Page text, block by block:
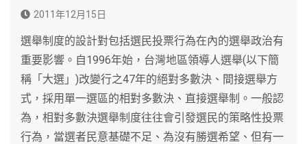
2011年12月15日
選舉制度的設計對包括選民投票行為在內的選舉政治有
重要影響。自1996年始，台灣地區領導人選舉(以下簡
稱「大選」)改變行之47年的絕對多數決、間接選舉方
式，採用單一選區的相對多數決、直接選舉制。一般認
為，相對多數決選舉制度往往會引發選民的策略性投票
行為，當選者民意基礎不足、為沒有勝選希望、但有一